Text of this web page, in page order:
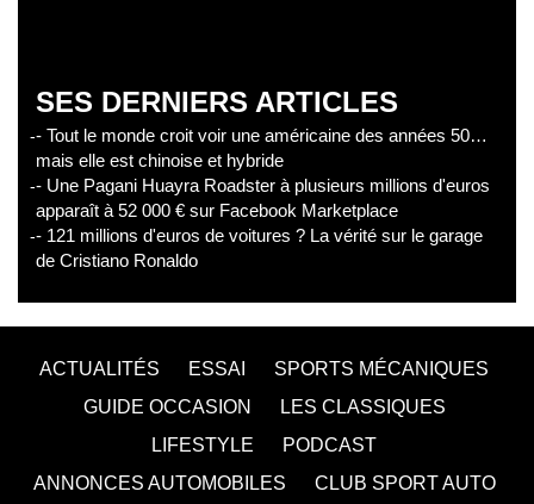
SES DERNIERS ARTICLES
- Tout le monde croit voir une américaine des années 50…
mais elle est chinoise et hybride
- Une Pagani Huayra Roadster à plusieurs millions d'euros
apparaît à 52 000 € sur Facebook Marketplace
- 121 millions d'euros de voitures ? La vérité sur le garage
de Cristiano Ronaldo
ACTUALITÉS ESSAI
SPORTS MÉCANIQUES
GUIDE OCCASION
LES CLASSIQUES
LIFESTYLE
PODCAST
ANNONCES AUTOMOBILES
CLUB SPORT AUTO